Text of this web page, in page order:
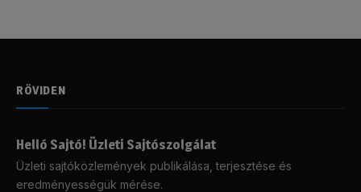
RÖVIDEN
Helló Sajtó! Üzleti Sajtószolgálat
Üzleti sajtóközlemények publikálása, terjesztése és
eredményességük mérése.